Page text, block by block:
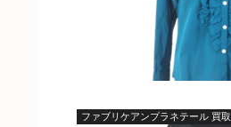
ファブリケアンプラネテール 買取